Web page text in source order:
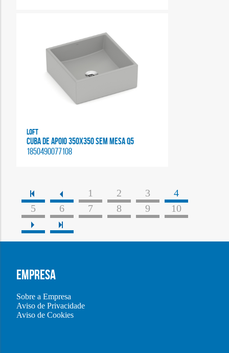
Loft
CUBA DE APOIO 350X350 SEM MESA Q5
1850490077108
1 2 3
4
5
6 7 8 9 10
EMPRESA
Sobre a Empresa
Aviso de Privacidade
Aviso de Cookies